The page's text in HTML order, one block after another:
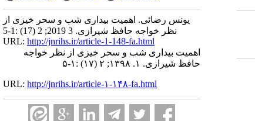
یونس رضائی. اهمیت بیداری شب و سحر خیزی از
نظر خواجه حافظ شیرازی. 3 2019; 2 (17) :1-5
URL: http://jnrihs.ir/article-1-148-fa.html
اهمیت بیداری شب و سحر خیزی از نظر خواجه
حافظ شیرازی. ۱. ۱۳۹۸; ۲ (۱۷) :۱-۵
URL: http://jnrihs.ir/article-۱-۱۴۸-fa.html